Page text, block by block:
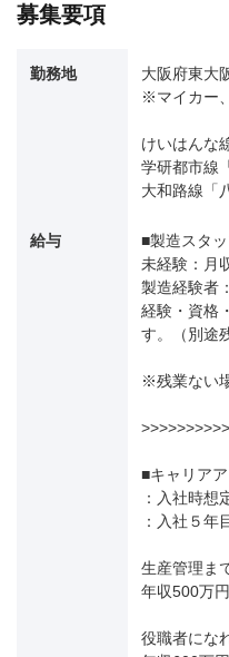
募集要項
勤務地
大阪府東大
※マイカー
けいはんな
学研都市線
大和路線「
給与
■製造スタ
未経験：月
製造経験者
経験・資格
す。（別途
※残業ない
■キャリア
：入社時
：入社５
生産管理ま
年収500万
役職者にな